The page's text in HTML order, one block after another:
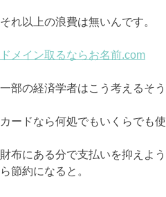
それ以上の浪費は無いんです。
ドメイン取るならお名前.com
一部の経済学者はこう考えるそう
カードなら何処でもいくらでも
財布にある分で支払いを抑えよ
ら節約になると。